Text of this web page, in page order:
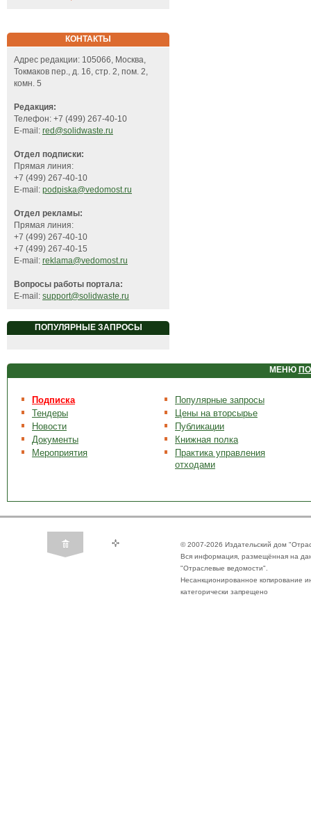
КОНТАКТЫ
Адрес редакции: 105066, Москва,
Токмаков пер., д. 16, стр. 2, пом. 2,
комн. 5
Редакция:
Телефон: +7 (499) 267-40-10
E-mail: red@solidwaste.ru
Отдел подписки:
Прямая линия:
+7 (499) 267-40-10
E-mail: podpiska@vedomost.ru
Отдел рекламы:
Прямая линия:
+7 (499) 267-40-10
+7 (499) 267-40-15
E-mail: reklama@vedomost.ru
Вопросы работы портала:
E-mail: support@solidwaste.ru
ПОПУЛЯРНЫЕ ЗАПРОСЫ
МЕНЮ
Подписка
Тендеры
Новости
Документы
Мероприятия
Популярные запросы
Цены на вторсырье
Публикации
Книжная полка
Практика управления
отходами
© 2007-2026 Издательский дом
Вся информация, размещённая на
"Отраслевые ведомости".
Несанкционированное копирование
категорически запрещено